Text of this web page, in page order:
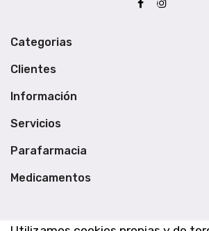
Categorias
Clientes
Información
Servicios
Parafarmacia
Medicamentos